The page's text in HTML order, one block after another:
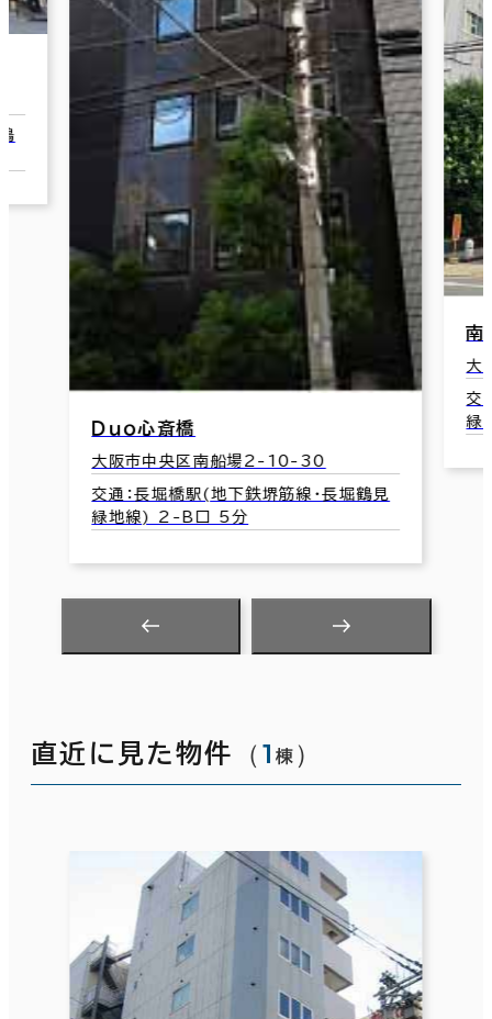
南船場スクエアビル
大阪市中央区南船場1-13-14
交通：長堀橋駅(地下鉄堺筋線･長堀鶴見
緑地線) 2-B口 4分
辰
大
交
見
直近に見た物件 （1 棟 ）